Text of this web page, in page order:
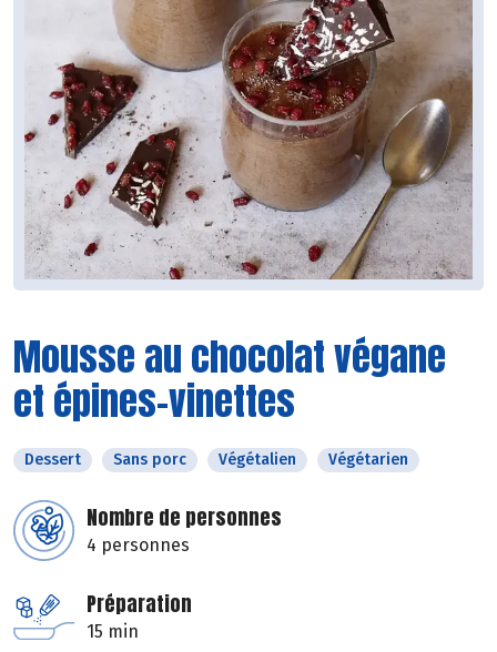
Mousse au chocolat végane
et épines-vinettes
Dessert Sans porc Végétalien Végétarien
Nombre de personnes
4 personnes
Préparation
15 min